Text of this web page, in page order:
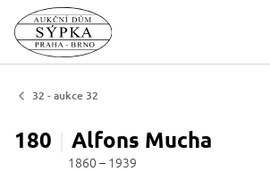
32 - aukce 32
180 Alfons Mucha
1860 – 1939